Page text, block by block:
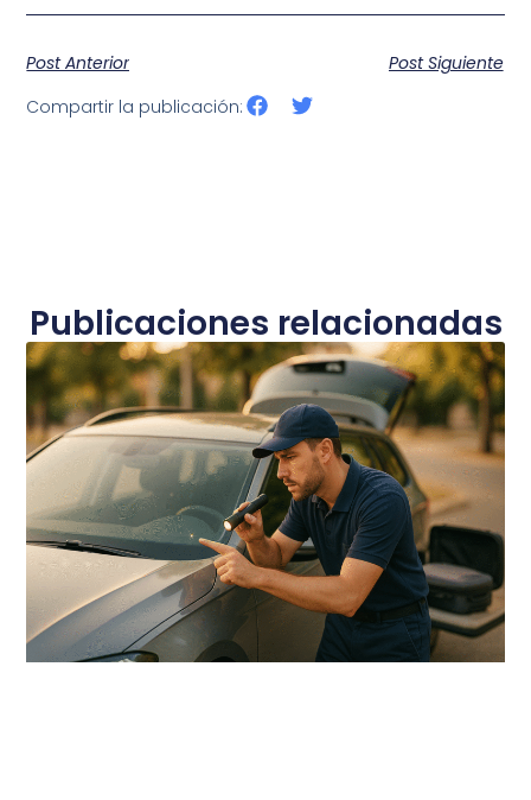
Post Anterior
Post Siguiente
Compartir la publicación:
Publicaciones relacionadas